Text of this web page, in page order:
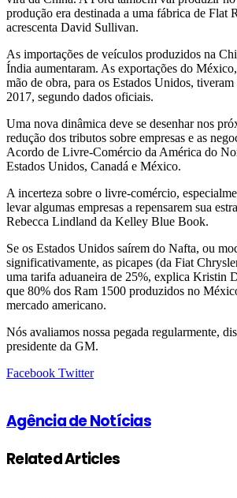
produção era destinada a uma fábrica de Flat
acrescenta David Sullivan.
As importações de veículos produzidos na
Índia aumentaram. As exportações do
mão de obra, para os Estados Unidos,
2017, segundo dados oficiais.
Uma nova dinâmica deve se desenhar nos
redução dos tributos sobre empresas e as
Acordo de Livre-Comércio da América do
Estados Unidos, Canadá e México.
A incerteza sobre o livre-comércio,
levar algumas empresas a repensarem sua
Rebecca Lindland da Kelley Blue Book.
Se os Estados Unidos saírem do Nafta, ou
significativamente, as picapes (da Fiat
uma tarifa aduaneira de 25%, explica Kristin
que 80% dos Ram 1500 produzidos no
mercado americano.
Nós avaliamos nossa pegada regularmente,
presidente da GM.
Facebook TwitterGoogle+
LinkedIn
StumbleUpon
Tumblr
Pinterest
Reddit
VKontakte
Share
Print
Agência de Notícias
Related Articles